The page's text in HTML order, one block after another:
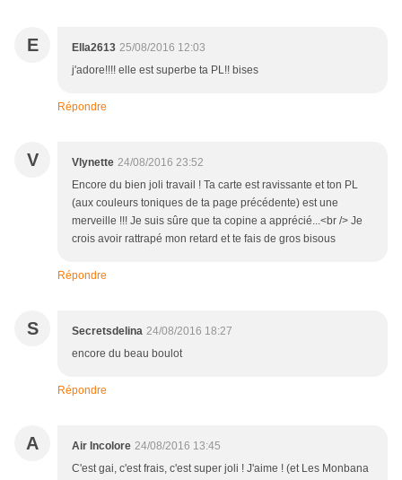
E Ella2613 25/08/2016 12:03
j'adore!!!! elle est superbe ta PL!! bises
Répondre
V Vlynette 24/08/2016 23:52
Encore du bien joli travail ! Ta carte est ravissante et ton PL
(aux couleurs toniques de ta page précédente) est une
merveille !!! Je suis sûre que ta copine a apprécié...<br /> Je
crois avoir rattrapé mon retard et te fais de gros bisous
Répondre
S Secretsdelina 24/08/2016 18:27
encore du beau boulot
Répondre
A Air Incolore 24/08/2016 13:45
C'est gai, c'est frais, c'est super joli ! J'aime ! (et Les Monbana